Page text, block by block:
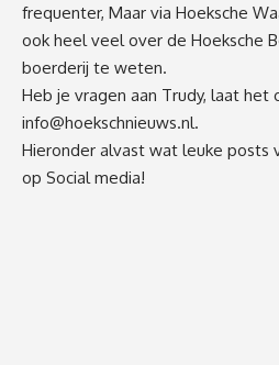
frequenter, Maar via Hoeksche
ook heel veel over de Hoeksche
boerderij te weten.
Heb je vragen aan Trudy, laat het
info@hoekschnieuws.nl.
Hieronder alvast wat leuke posts
op Social media!